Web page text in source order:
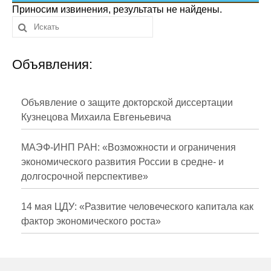
Сотрудники
Отчетность
Противодействие коррупции
Публикации
Научная жизнь
Издания
Проблемы прогнозирования
О журнале
Приносим извинения, результаты не найдены.
Объявления:
Объявление о защите докторской диссертации
Кузнецова Михаила Евгеньевича
МАЭФ-ИНП РАН: «Возможности и ограничения
экономического развития России в средне- и
долгосрочной перспективе»
14 мая ЦДУ: «Развитие человеческого капитала как
фактор экономического роста»